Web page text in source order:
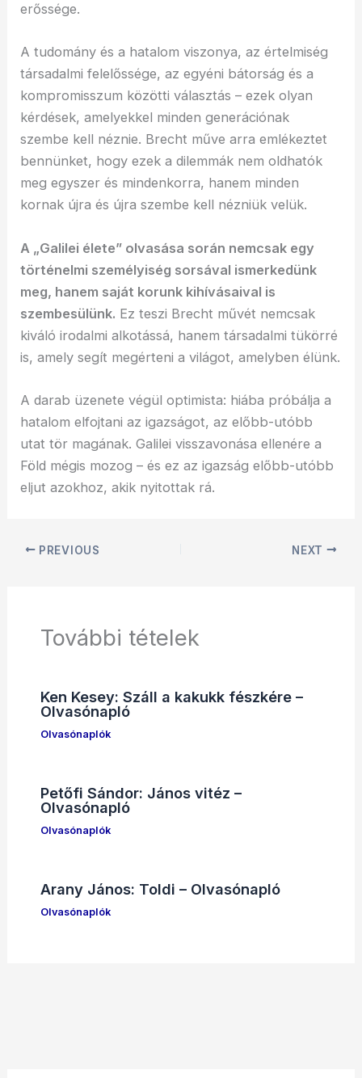
erőssége.
A tudomány és a hatalom viszonya, az értelmiség
társadalmi felelőssége, az egyéni bátorság és a
kompromisszum közötti választás – ezek olyan
kérdések, amelyekkel minden generációnak
szembe kell néznie. Brecht műve arra emlékeztet
bennünket, hogy ezek a dilemmák nem oldhatók
meg egyszer és mindenkorra, hanem minden
kornak újra és újra szembe kell nézniük velük.
A „Galilei élete” olvasása során nemcsak egy
történelmi személyiség sorsával ismerkedünk
meg, hanem saját korunk kihívásaival is
szembesülünk. Ez teszi Brecht művét nemcsak
kiváló irodalmi alkotássá, hanem társadalmi tükörré
is, amely segít megérteni a világot, amelyben élünk.
A darab üzenete végül optimista: hiába próbálja a
hatalom elfojtani az igazságot, az előbb-utóbb
utat tör magának. Galilei visszavonása ellenére a
Föld mégis mozog – és ez az igazság előbb-utóbb
eljut azokhoz, akik nyitottak rá.
PREVIOUS NEXT
További tételek
Ken Kesey: Száll a kakukk fészkére –
Olvasónapló
Olvasónaplók
Petőfi Sándor: János vitéz –
Olvasónapló
Olvasónaplók
Arany János: Toldi – Olvasónapló
Olvasónaplók